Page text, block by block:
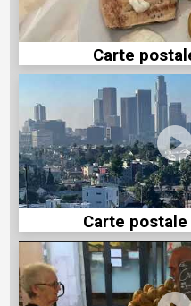
Carte
Carte